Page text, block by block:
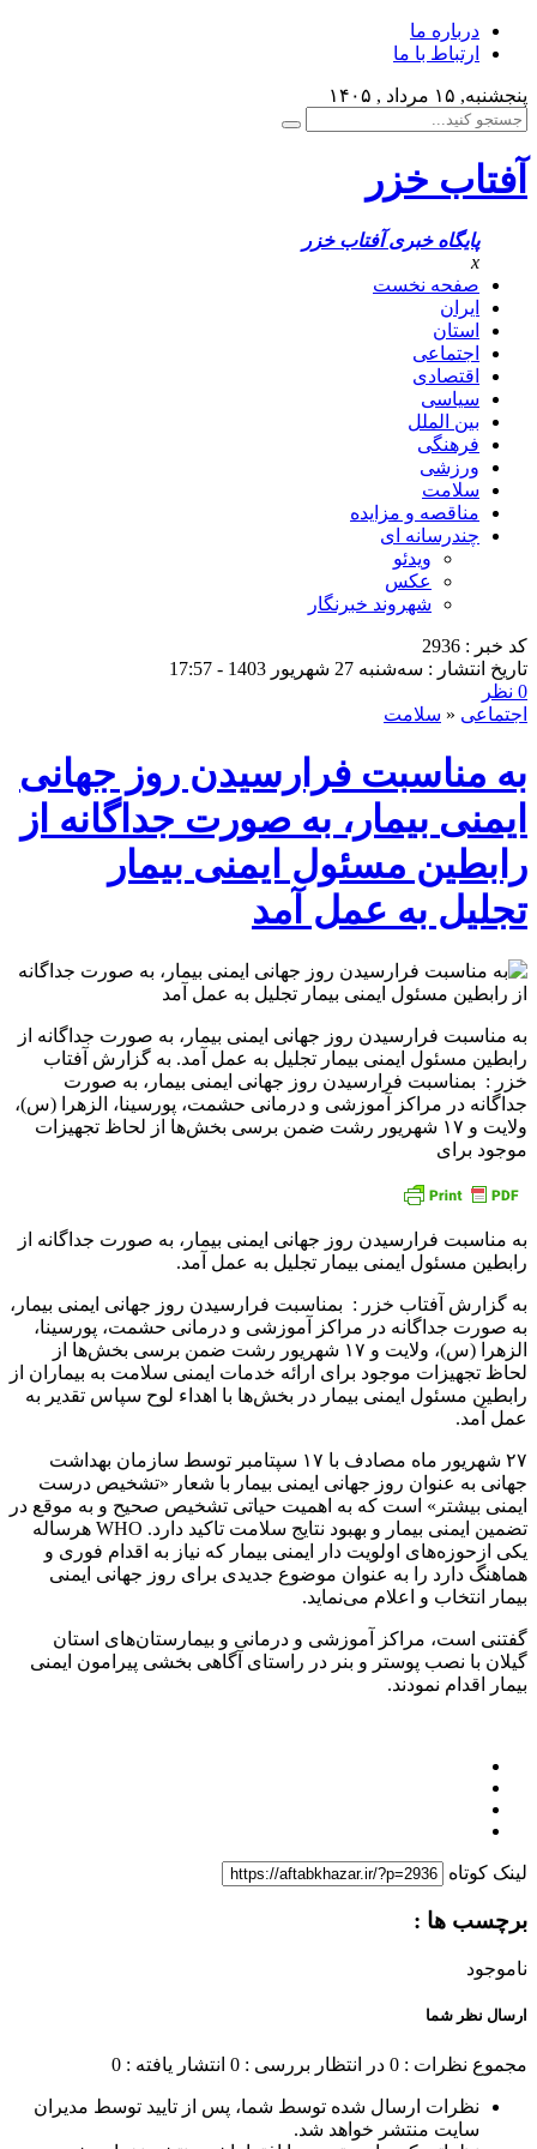
درباره ما
ارتباط با ما
پنجشنبه, ۱۵ مرداد , ۱۴۰۵
آفتاب خزر
پایگاه خبری آفتاب خزر
x
صفحه نخست
ایران
استان
اجتماعی
اقتصادی
سیاسی
بین الملل
فرهنگی
ورزشی
سلامت
مناقصه و مزایده
چندرسانه ای
ویدئو
عکس
شهروند خبرنگار
کد خبر : 2936
تاریخ انتشار : سه‌شنبه 27 شهریور 1403 - 17:57
0 نظر
اجتماعی « سلامت
به مناسبت فرارسیدن روز جهانی
ایمنی بیمار، به صورت جداگانه از
رابطین مسئول ایمنی بیمار
تجلیل به عمل آمد
به مناسبت فرارسیدن روز جهانی ایمنی بیمار، به صورت جداگانه از
رابطین مسئول ایمنی بیمار تجلیل به عمل آمد. به گزارش آفتاب
خزر : بمناسبت فرارسیدن روز جهانی ایمنی بیمار، به صورت
جداگانه در مراکز آموزشی و درمانی حشمت، پورسینا، الزهرا (س)،
ولایت و ۱۷ شهریور رشت ضمن برسی بخش‌ها از لحاظ تجهیزات
موجود برای
به مناسبت فرارسیدن روز جهانی ایمنی بیمار، به صورت جداگانه از
رابطین مسئول ایمنی بیمار تجلیل به عمل آمد.
به گزارش آفتاب خزر : بمناسبت فرارسیدن روز جهانی ایمنی بیمار،
به صورت جداگانه در مراکز آموزشی و درمانی حشمت، پورسینا،
الزهرا (س)، ولایت و ۱۷ شهریور رشت ضمن برسی بخش‌ها از
لحاظ تجهیزات موجود برای ارائه خدمات ایمنی سلامت به بیماران از
رابطین مسئول ایمنی بیمار در بخش‌ها با اهداء لوح سپاس تقدیر به
عمل آمد.
۲۷ شهریور ماه مصادف با ۱۷ سپتامبر توسط سازمان بهداشت
جهانی به عنوان روز جهانی ایمنی بیمار با شعار «تشخیص درست
ایمنی بیشتر» است که به اهمیت حیاتی تشخیص صحیح و به موقع در
تضمین ایمنی بیمار و بهبود نتایج سلامت تاکید دارد. WHO هرساله
یکی ازحوزه‌های اولویت دار ایمنی بیمار که نیاز به اقدام فوری و
هماهنگ دارد را به عنوان موضوع جدیدی برای روز جهانی ایمنی
بیمار انتخاب و اعلام می‌نماید.
گفتنی است، مراکز آموزشی و درمانی و بیمارستان‌های استان
گیلان با نصب پوستر و بنر در راستای آگاهی بخشی پیرامون ایمنی
بیمار اقدام نمودند.
لینک کوتاه
برچسب ها :
ناموجود
ارسال نظر شما
مجموع نظرات : 0 در انتظار بررسی : 0 انتشار یافته : 0
نظرات ارسال شده توسط شما، پس از تایید توسط مدیران
سایت منتشر خواهد شد.